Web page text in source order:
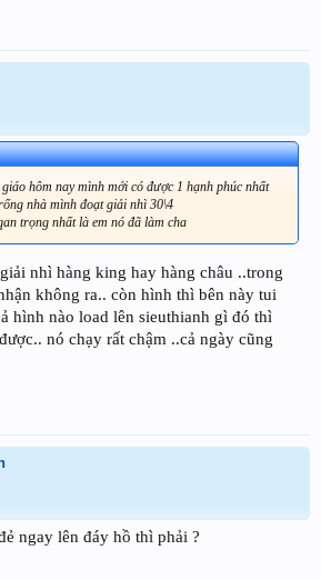
hôm nay mình mới có được 1 hạnh phúc nhất
nhà mình đoạt giải nhì 30\4
trọng nhất là em nó đã làm cha
nhì hàng king hay hàng châu ..trong
không ra.. còn hình thì bên này tui
hình nào load lên sieuthianh gì đó thì
nó chạy rất chậm ..cả ngày cũng
ngay lên đáy hồ thì phải ?